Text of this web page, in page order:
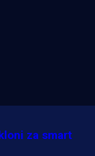
za smart